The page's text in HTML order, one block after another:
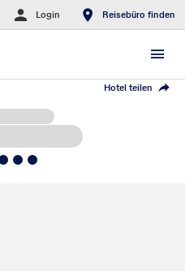
Login Reisebüro finden
Hotel teilen